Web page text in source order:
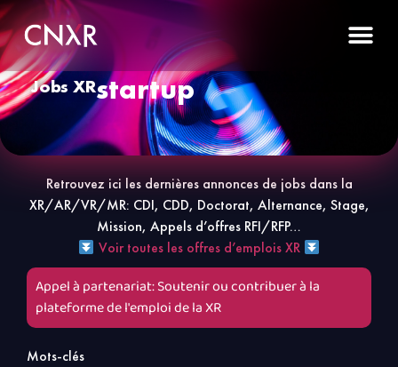
Jobs XRstartup
Retrouvez ici les dernières annonces de jobs dans la
XR/AR/VR/MR: CDI, CDD, Doctorat, Alternance, Stage,
Mission, Appels d’offres RFI/RFP…
Voir toutes les offres d’emplois XR
Appel à partenariat: Soutenir ou contribuer à la
plateforme de l'emploi de la XR
Mots-clés